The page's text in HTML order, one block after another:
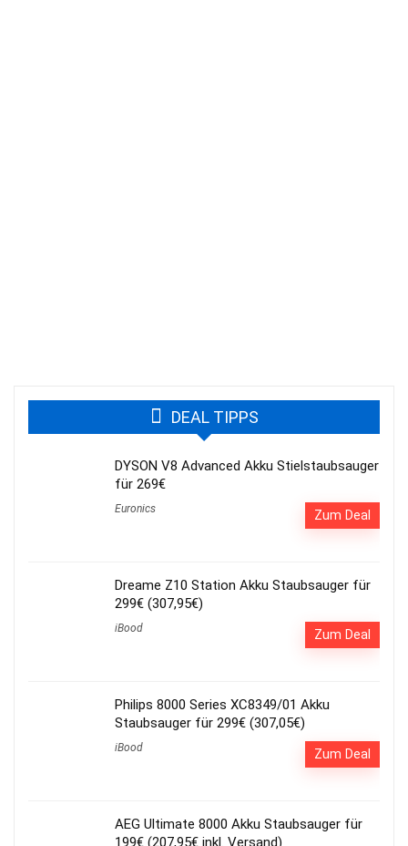
DEAL TIPPS
DYSON V8 Advanced Akku Stielstaubsauger
für 269€
Euronics Zum Deal
Dreame Z10 Station Akku Staubsauger für
299€ (307,95€)
iBood Zum Deal
Philips 8000 Series XC8349/01 Akku
Staubsauger für 299€ (307,05€)
iBood Zum Deal
AEG Ultimate 8000 Akku Staubsauger für
199€ (207,95€ inkl. Versand)